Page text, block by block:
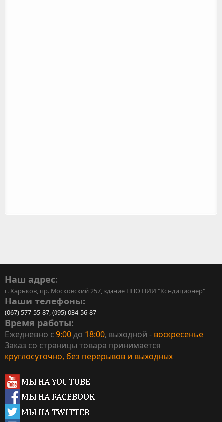
Наш адрес:
г. Харьков, пр. Московский 257, здание НПО НИИ "Кондиционер"
Наши телефоны:
(067) 577-55-87,(095) 034-56-87
Время работы:
Ежедневно с 9:00до 18:00, выходной - воскресенье
Заказ со страницы товара принимается
круглосуточно, без перерывов и выходных